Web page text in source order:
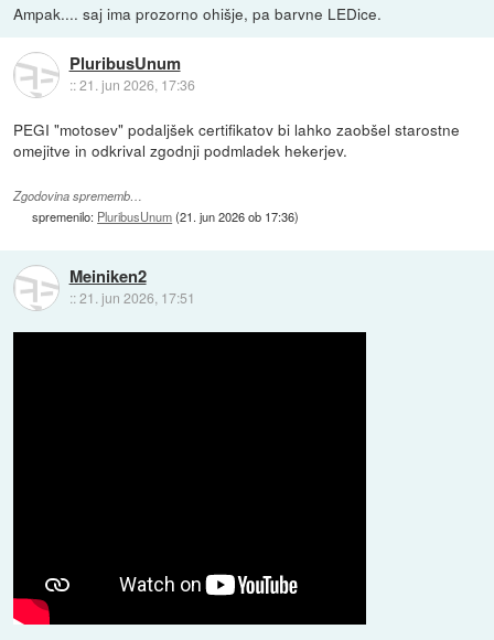
Ampak.... saj ima prozorno ohišje, pa barvne LEDice.
PluribusUnum
::21. jun 2026, 17:36
PEGI "motosev" podaljšek certifikatov bi lahko zaobšel starostne
omejitve in odkrival zgodnji podmladek hekerjev.
Zgodovina sprememb…
spremenilo: PluribusUnum(21. jun 2026 ob 17:36)
Meiniken2
::21. jun 2026, 17:51